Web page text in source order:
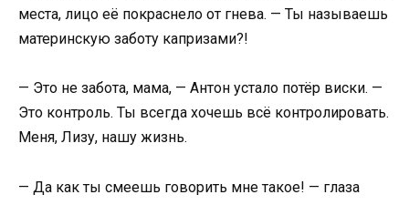
места, лицо её покраснело от гнева. — Ты называешь
материнскую заботу капризами?!
— Это не забота, мама, — Антон устало потёр виски. —
Это контроль. Ты всегда хочешь всё контролировать.
Меня, Лизу, нашу жизнь.
— Да как ты смеешь говорить мне такое! — глаза